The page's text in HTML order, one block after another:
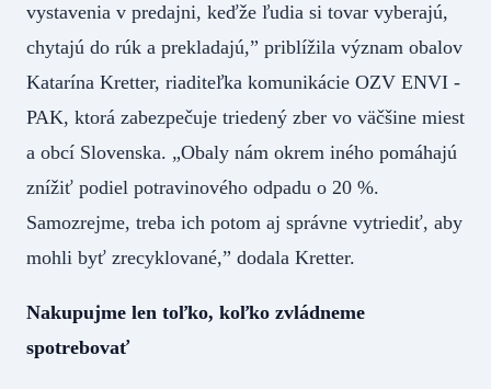
vystavenia v predajni, keďže ľudia si tovar vyberajú,
chytajú do rúk a prekladajú,” priblížila význam obalov
Katarína Kretter, riaditeľka komunikácie OZV ENVI -
PAK, ktorá zabezpečuje triedený zber vo väčšine miest
a obcí Slovenska. „Obaly nám okrem iného pomáhajú
znížiť podiel potravinového odpadu o 20 %.
Samozrejme, treba ich potom aj správne vytriediť, aby
mohli byť zrecyklované,” dodala Kretter.
Nakupujme len toľko, koľko zvládneme
spotrebovať